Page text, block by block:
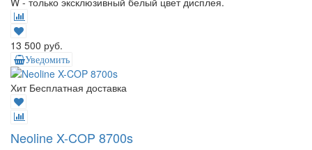
13 500 руб.
Уведомить
Хит Бесплатная доставка
Neoline X-COP 8700s